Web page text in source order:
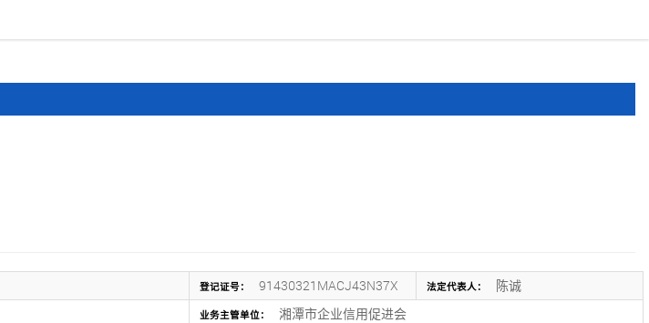
登记证号： 91430321MACJ43N37X 法定代表人： 陈诚
业务主管单位： 湘潭市企业信用促进会